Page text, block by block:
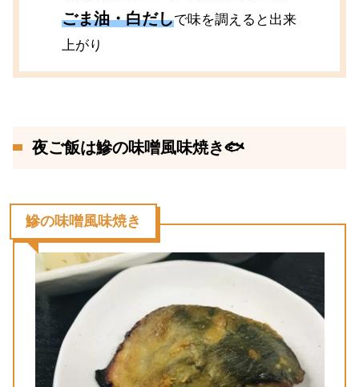
ごま油・白だしで味を調えると出来
上がり
夜ご飯は鰺の味噌風味焼き🐟
鰺の味噌風味焼き